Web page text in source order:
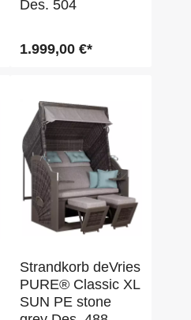
Des. 504
1.999,00 €*
Strandkorb deVries
PURE® Classic XL
SUN PE stone